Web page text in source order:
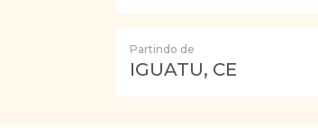
Partindo de
IGUATU, CE